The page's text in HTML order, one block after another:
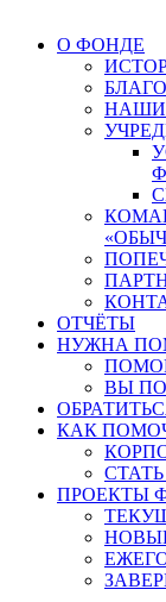
О ФОНДЕ
НАШИ
ОТЧЁТЫ
НУЖНА
ВЫ
КАК
ПРОЕКТЫ